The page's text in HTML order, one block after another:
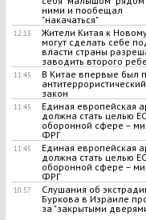
ними и пообещал
"накачаться"
12:13
Жители Китая к
могут сделать себе
власти страны
заводить второго
11:45
В Китае впервые был
антитеррористический
закон
11:45
Единая европейская
должна стать целью
оборонной сфере –
ФРГ
11:45
Единая европейская
должна стать целью
оборонной сфере –
ФРГ
10:57
Слушания об
Буркова в Израиле
за "закрытыми